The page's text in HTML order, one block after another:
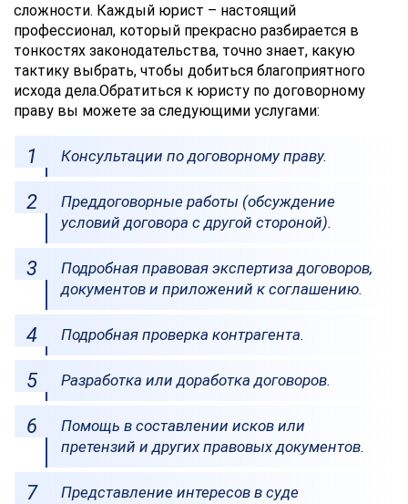
сложности. Каждый юрист – настоящий
профессионал, который прекрасно разбирается в
тонкостях законодательства, точно знает, какую
тактику выбрать, чтобы добиться благоприятного
исхода дела.Обратиться к юристу по договорному
праву вы можете за следующими услугами:
Консультации по договорному праву.
Преддоговорные работы (обсуждение
условий договора с другой стороной).
Подробная правовая экспертиза договоров,
документов и приложений к соглашению.
Подробная проверка контрагента.
Разработка или доработка договоров.
Помощь в составлении исков или
претензий и других правовых документов.
Представление интересов в суде